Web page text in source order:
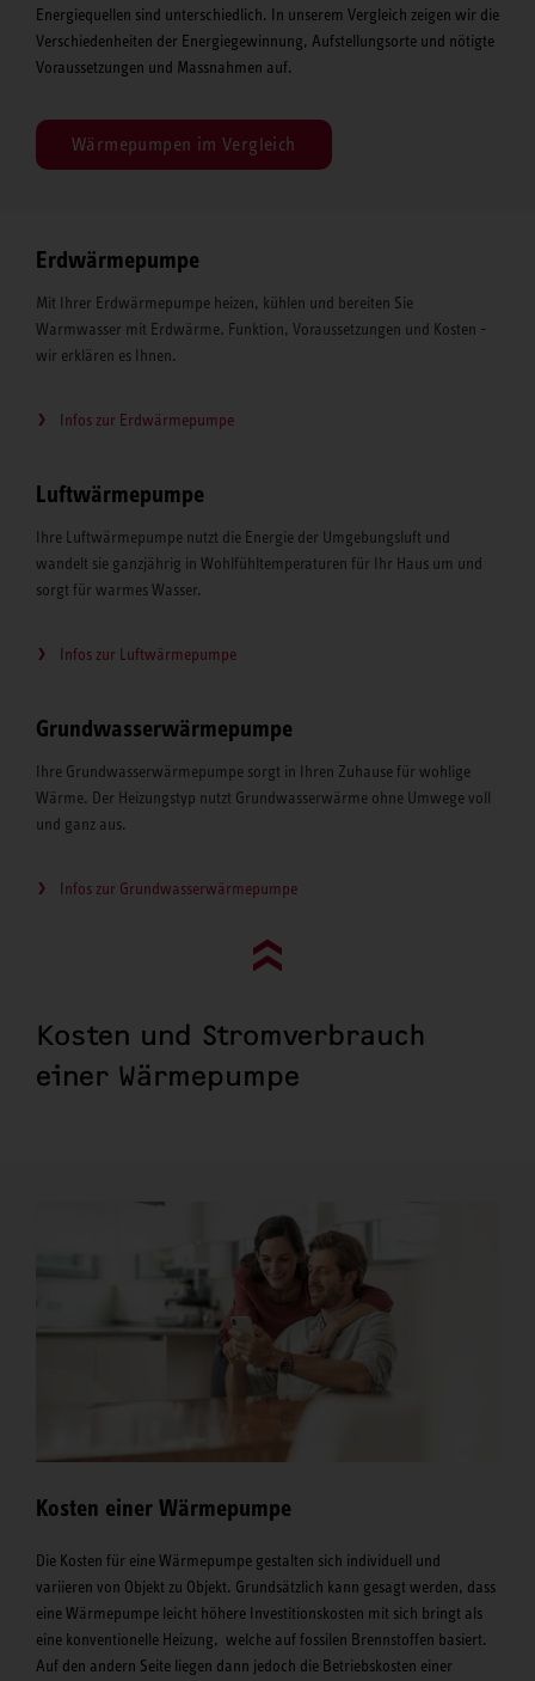
Energiequellen sind unterschiedlich. In unserem Vergleich zeigen wir die
Verschiedenheiten der Energiegewinnung, Aufstellungsorte und nötigte
Voraussetzungen und Massnahmen auf.
Wärmepumpen im Vergleich
Erdwärmepumpe
Mit Ihrer Erdwärmepumpe heizen, kühlen und bereiten Sie
Warmwasser mit Erdwärme. Funktion, Voraussetzungen und Kosten -
wir erklären es Ihnen.
Infos zur Erdwärmepumpe
Luftwärmepumpe
Ihre Luftwärmepumpe nutzt die Energie der Umgebungsluft und
wandelt sie ganzjährig in Wohlfühltemperaturen für Ihr Haus um und
sorgt für warmes Wasser.
Infos zur Luftwärmepumpe
Grundwasserwärmepumpe
Ihre Grundwasserwärmepumpe sorgt in Ihren Zuhause für wohlige
Wärme. Der Heizungstyp nutzt Grundwasserwärme ohne Umwege voll
und ganz aus.
Infos zur Grundwasserwärmepumpe
Go to top (evo)
Kosten und Stromverbrauch
einer Wärmepumpe
Kosten einer Wärmepumpe
Die Kosten für eine Wärmepumpe gestalten sich individuell und
variieren von Objekt zu Objekt. Grundsätzlich kann gesagt werden, dass
eine Wärmepumpe leicht höhere Investitionskosten mit sich bringt als
eine konventionelle Heizung, welche auf fossilen Brennstoffen basiert.
Auf den andern Seite liegen dann jedoch die Betriebskosten einer